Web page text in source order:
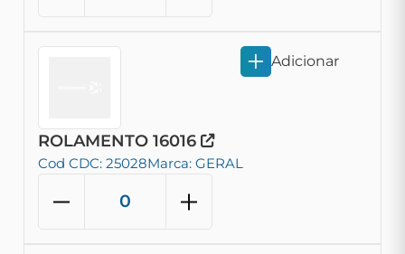
ROLAMENTO 16016
Cod CDC: 25028Marca: GERAL
Adicionar